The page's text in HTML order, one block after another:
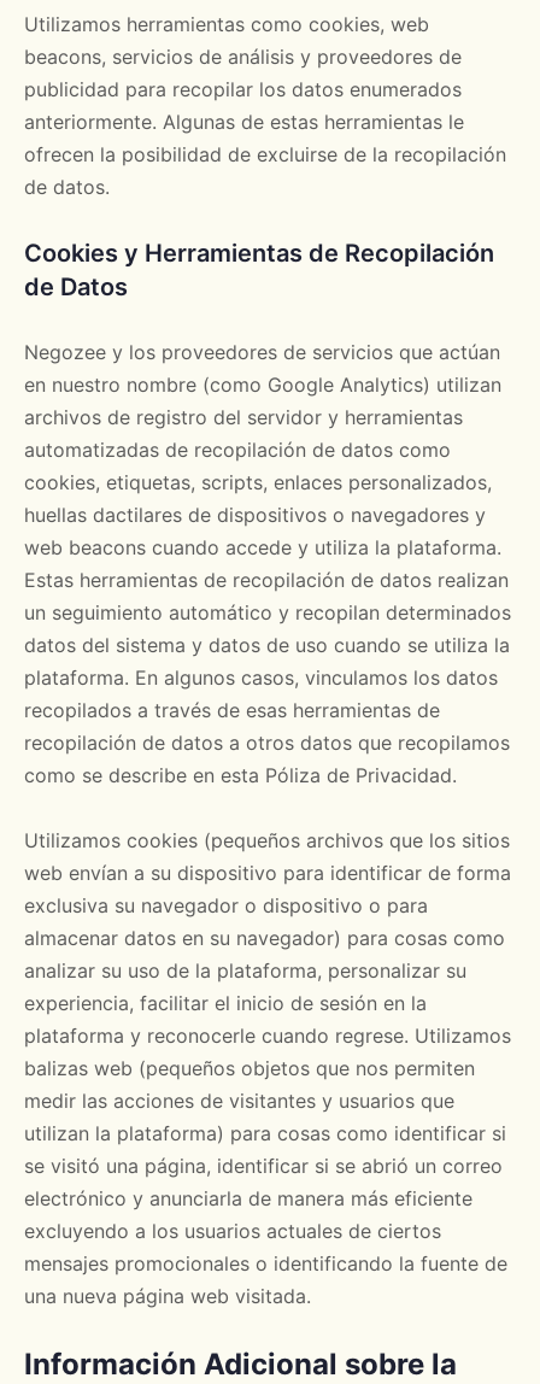
Utilizamos herramientas como cookies, web
beacons, servicios de análisis y proveedores de
publicidad para recopilar los datos enumerados
anteriormente. Algunas de estas herramientas le
ofrecen la posibilidad de excluirse de la recopilación
de datos.
Cookies y Herramientas de Recopilación
de Datos
Negozee y los proveedores de servicios que actúan
en nuestro nombre (como Google Analytics) utilizan
archivos de registro del servidor y herramientas
automatizadas de recopilación de datos como
cookies, etiquetas, scripts, enlaces personalizados,
huellas dactilares de dispositivos o navegadores y
web beacons cuando accede y utiliza la plataforma.
Estas herramientas de recopilación de datos realizan
un seguimiento automático y recopilan determinados
datos del sistema y datos de uso cuando se utiliza la
plataforma. En algunos casos, vinculamos los datos
recopilados a través de esas herramientas de
recopilación de datos a otros datos que recopilamos
como se describe en esta Póliza de Privacidad.
Utilizamos cookies (pequeños archivos que los sitios
web envían a su dispositivo para identificar de forma
exclusiva su navegador o dispositivo o para
almacenar datos en su navegador) para cosas como
analizar su uso de la plataforma, personalizar su
experiencia, facilitar el inicio de sesión en la
plataforma y reconocerle cuando regrese. Utilizamos
balizas web (pequeños objetos que nos permiten
medir las acciones de visitantes y usuarios que
utilizan la plataforma) para cosas como identificar si
se visitó una página, identificar si se abrió un correo
electrónico y anunciarla de manera más eficiente
excluyendo a los usuarios actuales de ciertos
mensajes promocionales o identificando la fuente de
una nueva página web visitada.
Información Adicional sobre la